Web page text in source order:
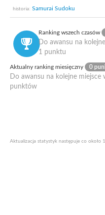
historia: Samurai Sudoku
Ranking wszech czasów
Do awansu na
1 punktu
Aktualny ranking miesięczny 0
Do awansu na kolejne
punktów
Aktualizacja statystyk następuje co około